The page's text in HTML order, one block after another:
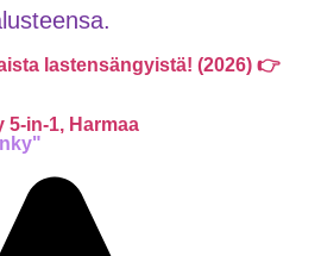
lastensängyistä! (2026) 👉
5-in-1, Harmaa